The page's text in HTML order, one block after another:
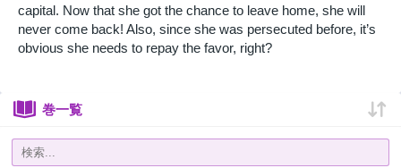
capital. Now that she got the chance to leave home, she will
never come back! Also, since she was persecuted before, it’s
obvious she needs to repay the favor, right?
巻一覧